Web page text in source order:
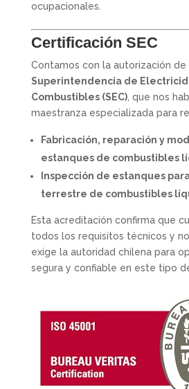
ocupacionales.
Certificación SEC
Contamos con la autorización de
Superintendencia de
Combustibles (SEC), que nos
maestranza especializada para
Fabricación, reparación y
estanques de combustibles
Inspección de estanques
terrestre de combustibles
Esta acreditación confirma que
todos los requisitos técnicos y
exige la autoridad chilena para
segura y confiable en este tipo